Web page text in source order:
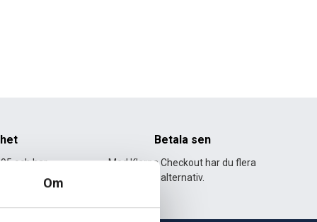
Om
och har
Betala sen
Med Klarna Checkout har du flera
alternativ.